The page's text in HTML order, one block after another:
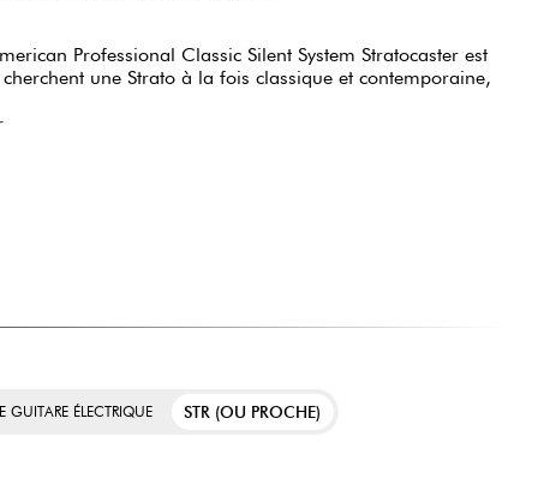
Professional Classic Silent System Stratocaster est
une Strato à la fois classique et contemporaine,
GUITARE ÉLECTRIQUE STR (OU PROCHE)